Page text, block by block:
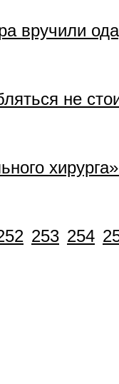
вручили
не
253 254